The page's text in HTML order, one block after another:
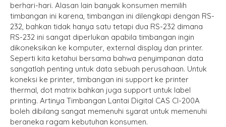
berhari-hari. Alasan lain banyak konsumen memilih
timbangan ini karena, timbangan ini dilengkapi dengan RS-
232, bahkan tidak hanya satu tetapi dua RS-232 dimana
RS-232 ini sangat diperlukan apabila timbangan ingin
dikoneksikan ke komputer, external display dan printer.
Seperti kita ketahui bersama bahwa penyimpanan data
sangatlah penting untuk data sebuah perusahaan. Untuk
koneksi ke printer, timbangan ini support ke printer
thermal, dot matrix bahkan juga support untuk label
printing. Artinya Timbangan Lantai Digital CAS CI-200A
boleh dibilang sangat memenuhi syarat untuk memenuhi
beraneka ragam kebutuhan konsumen.